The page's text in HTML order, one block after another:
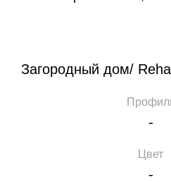
Загородный дом/
-
Цвет
-